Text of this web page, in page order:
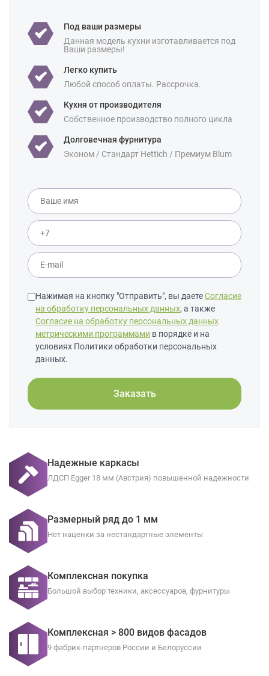
Производство: Российские
Премиум-класс
Назначение: В квартиру
В частный дом
Площадь: 10 кв м 12 кв м 18 кв м
Под ваши размеры
Данная модель кухни изготавливается под
Ваши размеры!
Легко купить
Любой способ оплаты. Рассрочка.
Кухня от производителя
Собственное производство полного цикла
Долговечная фурнитура
Эконом / Стандарт Hettich / Премиум Blum
Нажимая на кнопку "Отправить", вы даетеСогласие
на обработку персональных данных, а также
Согласие на обработку персональных данных
метрическими программами в порядке и на
условиях Политики обработки персональных
данных.
Заказать
Надежные каркасы
ЛДСП Egger 18 мм (Австрия) повышенной надежности
Размерный ряд до 1 мм
Нет наценки за нестандартные элементы
Комплексная покупка
Большой выбор техники, аксессуаров, фурнитуры
Комплексная > 800 видов фасадов
9 фабрик-партнеров России и Белоруссии